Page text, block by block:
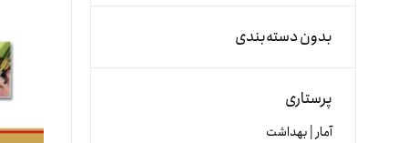
بدون دسته‌بندی
پرستاری
آمار | بهداشت